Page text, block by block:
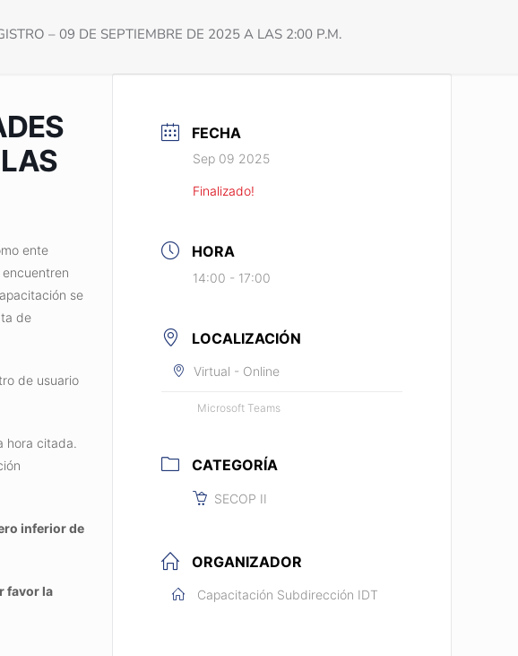
– 09 DE SEPTIEMBRE DE 2025 A LAS 2:00 P.M.
ente
se
de
de usuario
hora citada.
inferior de
favor la
FECHA
Sep 09 2025
Finalizado!
HORA
14:00 - 17:00
LOCALIZACIÓN
Virtual - Online
Microsoft Teams
CATEGORÍA
SECOP II
ORGANIZADOR
Capacitación Subdirección IDT